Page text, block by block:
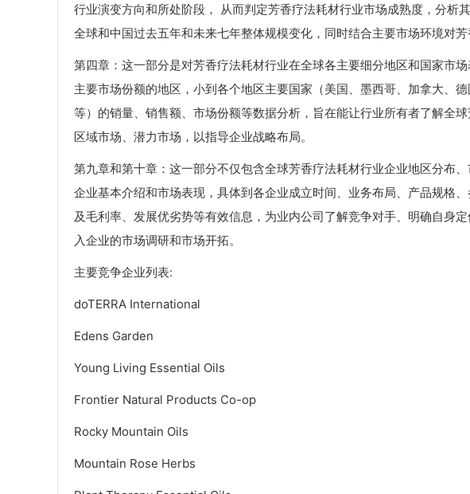
行业演变方向和所处阶段， 从而判定芳香疗法耗材行业市场成熟度，分析
全球和中国过去五年和未来七年整体规模变化，同时结合主要市场环境对
第四章：这一部分是对芳香疗法耗材行业在全球各主要细分地区和国家市
主要市场份额的地区，小到各个地区主要国家（美国、墨西哥、加拿大、
等）的销量、销售额、市场份额等数据分析，旨在能让行业所有者了解全
区域市场、潜力市场，以指导企业战略布局。
第九章和第十章：这一部分不仅包含全球芳香疗法耗材行业企业地区分布
企业基本介绍和市场表现，具体到各企业成立时间、业务布局、产品规格
及毛利率、发展优劣势等有效信息，为业内公司了解竞争对手、明确自身
入企业的市场调研和市场开拓。
主要竞争企业列表:
doTERRA International
Edens Garden
Young Living Essential Oils
Frontier Natural Products Co-op
Rocky Mountain Oils
Mountain Rose Herbs